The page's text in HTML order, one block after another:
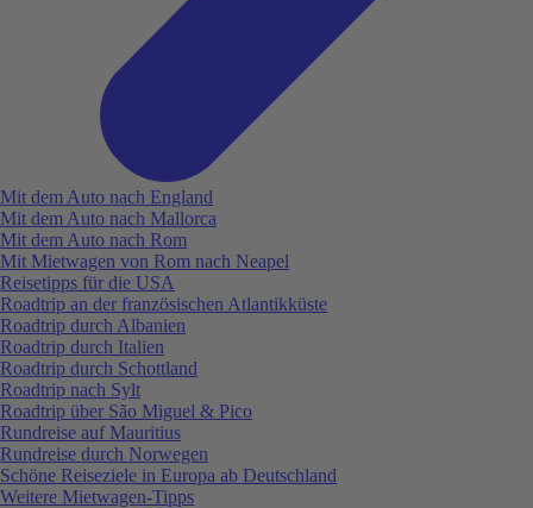
Mit dem Auto nach England
Mit dem Auto nach Mallorca
Mit dem Auto nach Rom
Mit Mietwagen von Rom nach Neapel
Reisetipps für die USA
Roadtrip an der französischen Atlantikküste
Roadtrip durch Albanien
Roadtrip durch Italien
Roadtrip durch Schottland
Roadtrip nach Sylt
Roadtrip über São Miguel & Pico
Rundreise auf Mauritius
Rundreise durch Norwegen
Schöne Reiseziele in Europa ab Deutschland
Weitere Mietwagen-Tipps